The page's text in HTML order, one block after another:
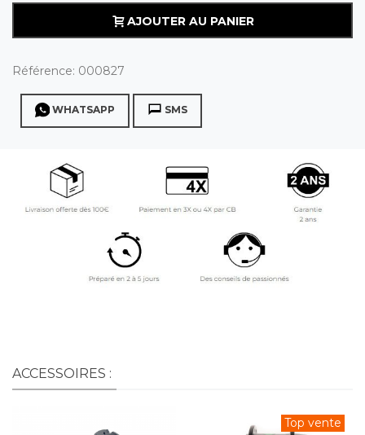
AJOUTER AU PANIER
Référence: 000827
WHATSAPP SMS
ACCESSOIRES :
Top vente